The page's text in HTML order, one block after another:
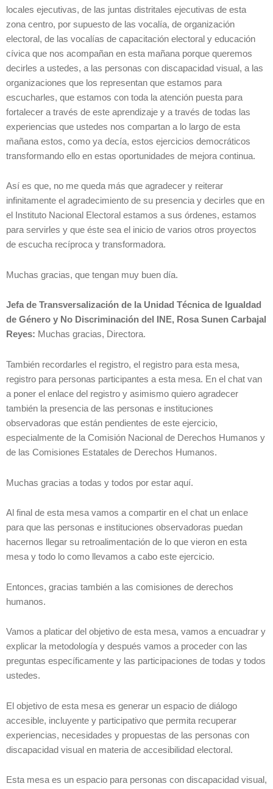
locales ejecutivas, de las juntas distritales ejecutivas de esta
zona centro, por supuesto de las vocalía, de organización
electoral, de las vocalías de capacitación electoral y educación
cívica que nos acompañan en esta mañana porque queremos
decirles a ustedes, a las personas con discapacidad visual, a las
organizaciones que los representan que estamos para
escucharles, que estamos con toda la atención puesta para
fortalecer a través de este aprendizaje y a través de todas las
experiencias que ustedes nos compartan a lo largo de esta
mañana estos, como ya decía, estos ejercicios democráticos
transformando ello en estas oportunidades de mejora continua.
Así es que, no me queda más que agradecer y reiterar
infinitamente el agradecimiento de su presencia y decirles que en
el Instituto Nacional Electoral estamos a sus órdenes, estamos
para servirles y que éste sea el inicio de varios otros proyectos
de escucha recíproca y transformadora.
Muchas gracias, que tengan muy buen día.
Jefa de Transversalización de la Unidad Técnica de Igualdad
de Género y No Discriminación del INE, Rosa Sunen Carbajal
Reyes: Muchas gracias, Directora.
También recordarles el registro, el registro para esta mesa,
registro para personas participantes a esta mesa. En el chat van
a poner el enlace del registro y asimismo quiero agradecer
también la presencia de las personas e instituciones
observadoras que están pendientes de este ejercicio,
especialmente de la Comisión Nacional de Derechos Humanos y
de las Comisiones Estatales de Derechos Humanos.
Muchas gracias a todas y todos por estar aquí.
Al final de esta mesa vamos a compartir en el chat un enlace
para que las personas e instituciones observadoras puedan
hacernos llegar su retroalimentación de lo que vieron en esta
mesa y todo lo como llevamos a cabo este ejercicio.
Entonces, gracias también a las comisiones de derechos
humanos.
Vamos a platicar del objetivo de esta mesa, vamos a encuadrar y
explicar la metodología y después vamos a proceder con las
preguntas específicamente y las participaciones de todas y todos
ustedes.
El objetivo de esta mesa es generar un espacio de diálogo
accesible, incluyente y participativo que permita recuperar
experiencias, necesidades y propuestas de las personas con
discapacidad visual en materia de accesibilidad electoral.
Esta mesa es un espacio para personas con discapacidad visual,